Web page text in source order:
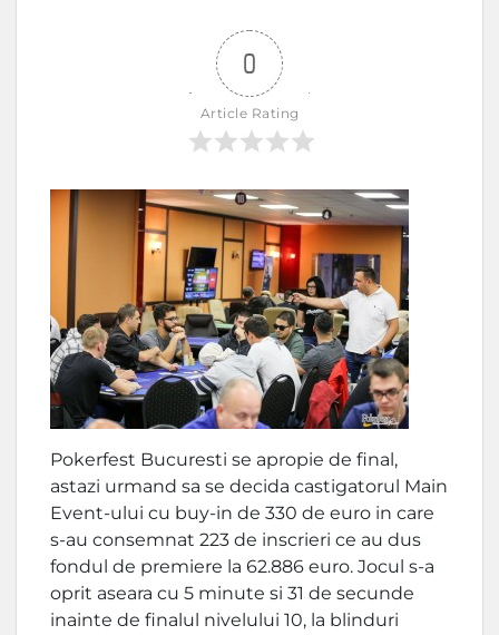
0
Article Rating
Pokerfest Bucuresti se apropie de final,
astazi urmand sa se decida castigatorul Main
Event-ului cu buy-in de 330 de euro in care
s-au consemnat 223 de inscrieri ce au dus
fondul de premiere la 62.886 euro. Jocul s-a
oprit aseara cu 5 minute si 31 de secunde
inainte de finalul nivelului 10, la blinduri